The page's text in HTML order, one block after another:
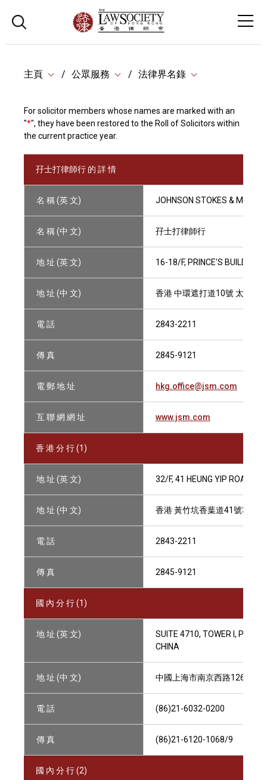
主頁 公眾服務 法律界名錄
For solicitor members whose names are marked with an
"*", they have been restored to the Roll of Solicitors within
the current practice year.
孖士打律師行 的 詳 情
名 稱 (英 文) JOHNSON STOKES &
名 稱 (中 文) 孖士打律師行
地 址 (英 文) 16-18/F, PRINCE'S BUILDING,
地 址 (中 文) 香港 中環遮打道10號 太子大
電 話 2843-2211
傳 真 2845-9121
電 郵 地 址 hkg.office@jsm.com
互 聯 網 網 址 www.jsm.com
香 港 分 行 (1)
地 址 (英 文) 32/F, 41 HEUNG YIP ROAD,
地 址 (中 文) 香港 黃竹坑香葉道41號32樓
電 話 2843-2211
傳 真 2845-9121
國 內 分 行 (1)
地 址 (英 文)
SUITE 4710, TOWER I,
CHINA
地 址 (中 文) 中國上海市南京西路1266號,
電 話 (86)21-6032-0200
傳 真 (86)21-6120-1068/9
國 內 分 行 (2)